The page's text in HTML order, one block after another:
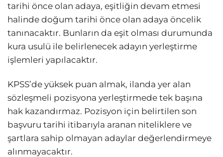
tarihi önce olan adaya, eşitliğin devam etmesi
halinde doğum tarihi önce olan adaya öncelik
tanınacaktır. Bunların da eşit olması durumunda
kura usulü ile belirlenecek adayın yerleştirme
işlemleri yapılacaktır.
KPSS’de yüksek puan almak, ilanda yer alan
sözleşmeli pozisyona yerleştirmede tek başına
hak kazandırmaz. Pozisyon için belirtilen son
başvuru tarihi itibarıyla aranan niteliklere ve
şartlara sahip olmayan adaylar değerlendirmeye
alınmayacaktır.